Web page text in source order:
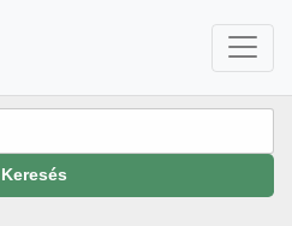
Keresés